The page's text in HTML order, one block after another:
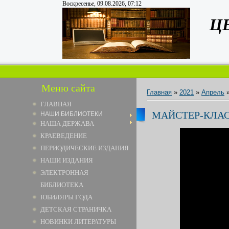
Воскресенье, 09.08.2026, 07:12
Меню сайта
ГЛАВНАЯ
НАШИ БИБЛИОТЕКИ
НАША ДЕРЖАВА
КРАЕВЕДЕНИЕ
ПЕРИОДИЧЕСКИЕ ИЗДАНИЯ
НАШИ ИЗДАНИЯ
ЭЛЕКТРОННАЯ
БИБЛИОТЕКА
ЮБИЛЯРЫ ГОДА
ДЕТСКАЯ СТРАНИЧКА
НОВИНКИ ЛИТЕРАТУРЫ
Главная » 2021 » Апрель
МАЙСТЕР-